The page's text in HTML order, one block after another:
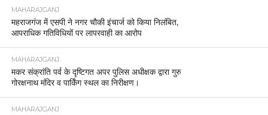
MAHARAJGANJ
महराजगंज में एसपी ने नगर चौकी इंचार्ज को किया निलंबित,
आपराधिक गतिविधियों पर लापरवाही का आरोप
MAHARAJGANJ
मकर संक्रांति पर्व के दृष्टिगत अपर पुलिस अधीक्षक द्वारा गुरु
गोरक्षनाथ मंदिर व पार्किंग स्थल का निरीक्षण।
MAHARAJGANJ